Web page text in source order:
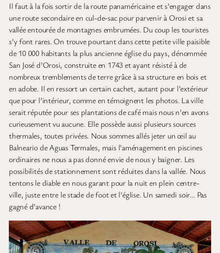
Il faut à la fois sortir de la route panaméricaine et s’engager dans
une route secondaire en cul-de-sac pour parvenir à Orosi et sa
vallée entourée de montagnes embrumées. Du coup les touristes
s’y font rares. On trouve pourtant dans cette petite ville paisible
de 10 000 habitants la plus ancienne église du pays, dénommée
San José d’Orosi, construite en 1743 et ayant résisté à de
nombreux tremblements de terre grâce à sa structure en bois et
en adobe. Il en ressort un certain cachet, autant pour l’extérieur
que pour l’intérieur, comme en témoignent les photos. La ville
serait réputée pour ses plantations de café mais nous n’en avons
curieusement vu aucune. Elle possède aussi plusieurs sources
thermales, toutes privées. Nous sommes allés jeter un œil au
Balneario de Aguas Termales, mais l’aménagement en piscines
ordinaires ne nous a pas donné envie de nous y baigner. Les
possibilités de stationnement sont réduites dans la vallée. Nous
tentons le diable en nous garant pour la nuit en plein centre-
ville, juste entre le stade de foot et l’église. Un samedi soir… Pas
gagné d’avance !